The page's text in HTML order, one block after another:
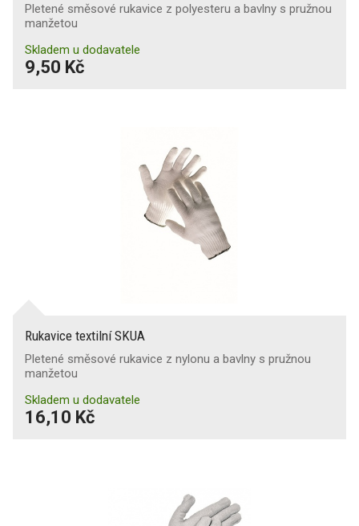
Pletené směsové rukavice z polyesteru a bavlny s pružnou
manžetou
Skladem u dodavatele
9,50 Kč
Rukavice textilní SKUA
Pletené směsové rukavice z nylonu a bavlny s pružnou
manžetou
Skladem u dodavatele
16,10 Kč